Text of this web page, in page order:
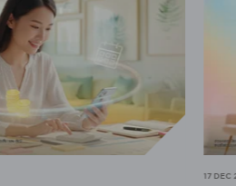
17 DEC